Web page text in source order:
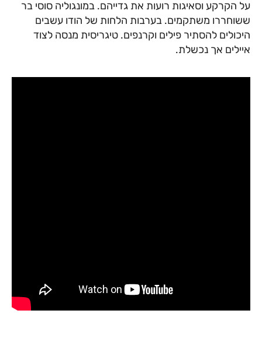
על הקרקע וסאיגות רועות את גדייהם. במונגוליה סוסי בר
ששוחררו משתקמים. בערבות הלחות של הודו עשבים
היכולים להסתיר פילים וקרנפים. טיגריסית מנסה לצוד
איילים אך נכשלת.